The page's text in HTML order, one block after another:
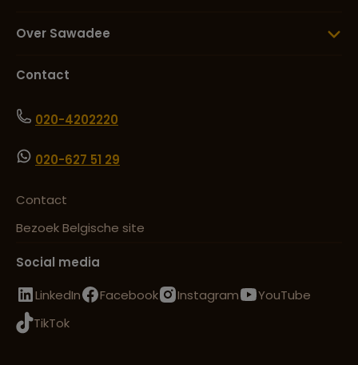
Over Sawadee
Contact
020-4202220
020-627 51 29
Contact
Bezoek Belgische site
Social media
LinkedIn
Facebook Instagram
YouTube
TikTok